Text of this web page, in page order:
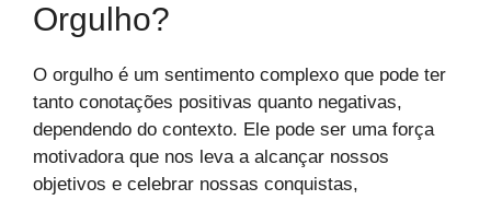
Orgulho?
O orgulho é um sentimento complexo que pode ter
tanto conotações positivas quanto negativas,
dependendo do contexto. Ele pode ser uma força
motivadora que nos leva a alcançar nossos
objetivos e celebrar nossas conquistas,